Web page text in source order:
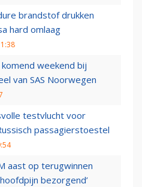
brandstof drukken
hard omlaag
weekend bij
van SAS Noorwegen
testvlucht voor
passagierstoestel
aast op terugwinnen
bezorgend’